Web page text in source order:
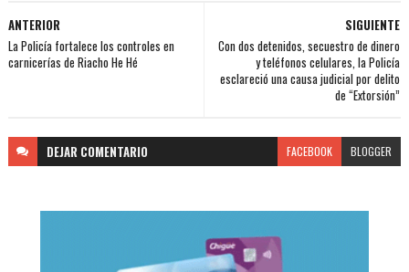
SIGUIENTE
Con dos detenidos, secuestro de dinero
y teléfonos celulares, la Policía
esclareció una causa judicial por delito
de “Extorsión”
ANTERIOR
La Policía fortalece los controles en
carnicerías de Riacho He Hé
DEJAR COMENTARIO FACEBOOK BLOGGER